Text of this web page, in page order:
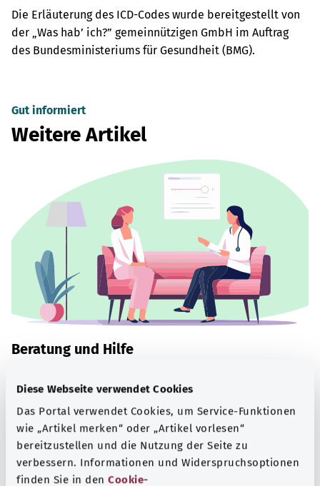
Diese Webseite verwendet Cookies
Das Portal verwendet Cookies, um Service-Funktionen
wie „Artikel merken“ oder „Artikel vorlesen“
bereitzustellen und die Nutzung der Seite zu
verbessern. Informationen und Widerspruchsoptionen
finden Sie in den Cookie-
Die Erläuterung des ICD-Codes wurde bereitgestellt von
der „Was hab’ ich?” gemeinnützigen GmbH im Auftrag
des Bundesministeriums für Gesundheit (BMG).
Gut informiert
Weitere Artikel
Beratung und Hilfe
Informationsangebote zu bestimmten
Gesundheitsthemen.
Mehr erfahren